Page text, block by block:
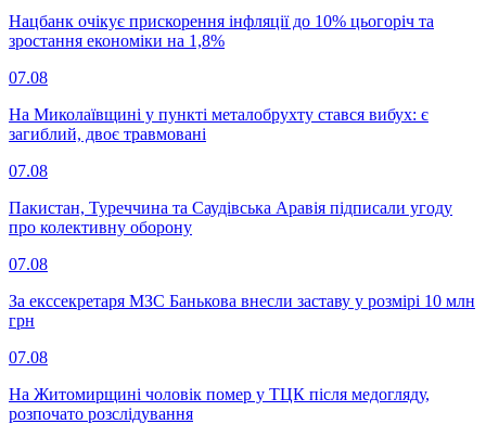
Нацбанк очікує прискорення інфляції до 10% цьогоріч та
зростання економіки на 1,8%
07.08
На Миколаївщині у пункті металобрухту стався вибух: є
загиблий, двоє травмовані
07.08
Пакистан, Туреччина та Саудівська Аравія підписали угоду
про колективну оборону
07.08
За екссекретаря МЗС Банькова внесли заставу у розмірі 10 млн
грн
07.08
На Житомирщині чоловік помер у ТЦК після медогляду,
розпочато розслідування